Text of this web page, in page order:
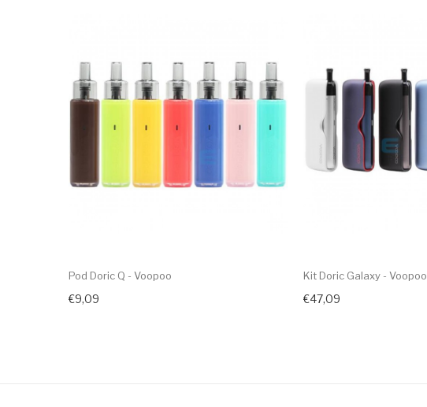
Pod Doric Q - Voopoo
€9,09
Kit Doric Galaxy - Voopoo
€47,09